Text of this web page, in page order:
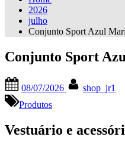
2026
julho
Conjunto Sport Azul
Conjunto Sport
on
08/07/2026
shop_jr1
Produtos
Vestuário e